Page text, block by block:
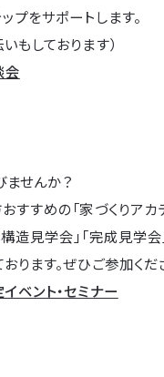
プをサポートします。
もしております）
会
せんか？
すめの「家づくりアカ
造見学会」「完成見学会
ります。ぜひご参加くだ
ベント・セミナー